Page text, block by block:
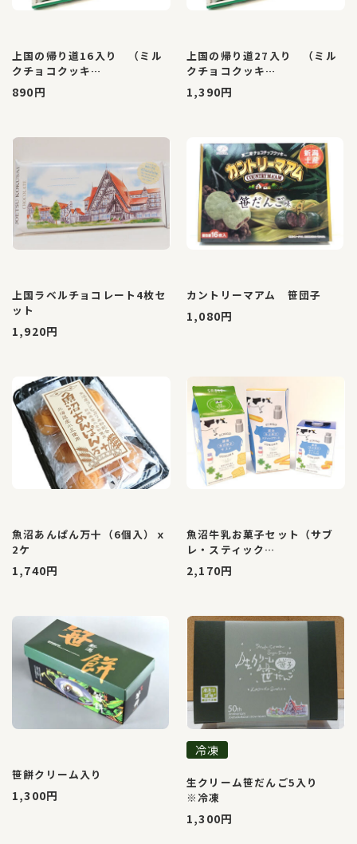
上国の帰り道16入り （ミル
クチョコクッキ…
890円
上国の帰り道27入り （ミル
クチョコクッキ…
1,390円
上国ラベルチョコレート4枚セ
ット
1,920円
カントリーマアム 笹団子
1,080円
魚沼あんぱん万十（6個入）ｘ
2ケ
1,740円
魚沼牛乳お菓子セット（サブ
レ・スティック…
2,170円
笹餅クリーム入り
1,300円
冷凍
生クリーム笹だんご5入り
※冷凍
1,300円